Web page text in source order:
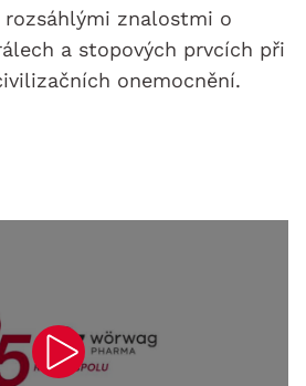
znalostmi o
a stopových prvcích při
onemocnění.
Play